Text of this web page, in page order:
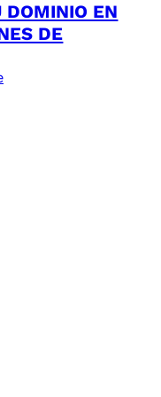
DOMINIO EN
DE